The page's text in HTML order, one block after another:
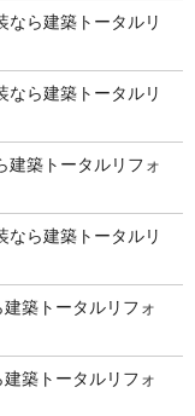
なら建築トータルリ
なら建築トータルリ
建築トータルリフォ
なら建築トータルリ
築トータルリフォ
築トータルリフォ